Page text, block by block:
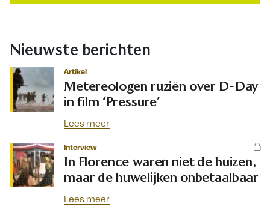
Nieuwste berichten
Artikel
Metereologen ruziën over D-Day
in film ‘Pressure’
Lees meer
Interview
In Florence waren niet de huizen,
maar de huwelijken onbetaalbaar
Lees meer